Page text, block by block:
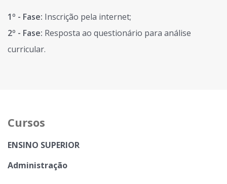
1º - Fase: Inscrição pela internet;
2º - Fase: Resposta ao questionário para análise
curricular.
Cursos
ENSINO SUPERIOR
Administração